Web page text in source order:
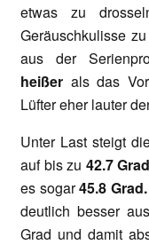
etwas zu
Geräuschkulisse
aus der
heißer als das
Lüfter eher lauter
Unter Last steigt
auf bis zu 42.7 Grad
es sogar45.8 Grad.
deutlich besser
Grad und damit